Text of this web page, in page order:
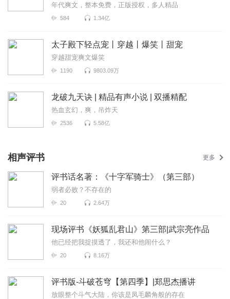
年代爽文，整本免费，正版授权，多人精品
584 1.34亿
太子殿下轻点宠丨穿越丨爆笑丨甜宠
穿越甜宠爽文爆笑
1190 9803.09万
龙破九天诀 | 精品有声小说 | 双播精配
热血玄幻，爽，吊炸天
2536 5.58亿
相声评书 更多
评书话名著：《十字军骑士》（第三部）
弱者必败？不存在的
20 2.64万
现场评书《妖狐乱君山》第三部|武宗亮作品
他已经把我捉摸透了，我还和他闹什么？
20 8.16万
评书版-斗破苍穹【第四季】|郑思杰播讲
放眼整个斗气大陆，你该是凤毛麟角般的存在